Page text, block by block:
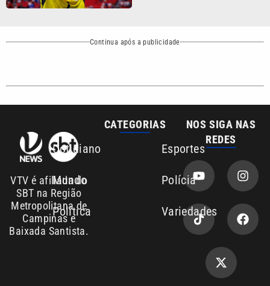
Continua após a publicidade
VTV é afiliada do
SBT na Região
Metropolitana de
Campinas e
Baixada Santista.
Esportes
Mundo Polícia
Política Variedades
REDES
Anuncie agora com a emissora VTV SBT